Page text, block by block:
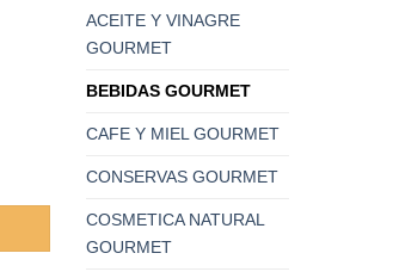
ACEITE Y VINAGRE
GOURMET
BEBIDAS GOURMET
CAFE Y MIEL GOURMET
CONSERVAS GOURMET
COSMETICA NATURAL
GOURMET